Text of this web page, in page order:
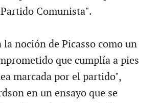
Comunista".
la noción de Picasso como un
que cumplía a pies
marcada por el partido",
en un ensayo que se